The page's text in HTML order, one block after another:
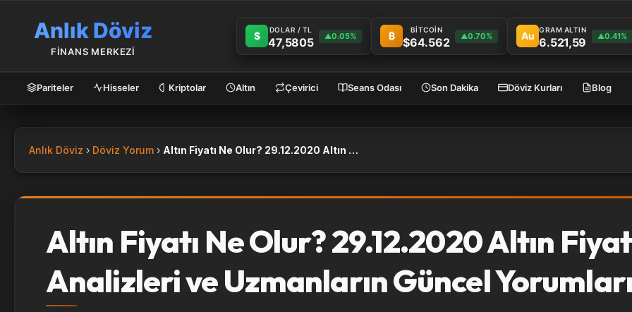
Anlık Döviz
FİNANS MERKEZİ
$ DOLAR / TL
47,5805 ▲0.05% ₿ BİTCOİN
$64.562 ▲0.70% Au GRAM ALTIN
6.521,59 ▲0.41%
Pariteler Hisseler Kriptolar Altın Çevirici Seans Odası Son Dakika Döviz Kurları Blog
Anlık Döviz Döviz Yorum Altın Fiyatı Ne Olur? 29.12.2020 Altın Fiyatı Analizleri ve Uzmanların Güncel Yorumları
Altın Fiyatı Ne Olur? 29.12.2020 Altın
Analizleri ve Uzmanların Güncel